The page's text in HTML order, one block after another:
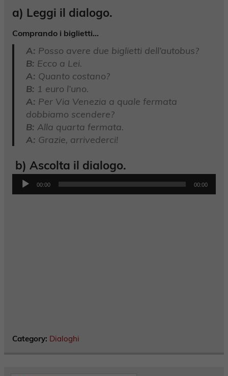
a) Leggi il dialogo.
Comprando i biglietti…
A: Posso avere due biglietti dell’autobus?
B: Ecco a Lei.
A: Quanto costano?
B: 1 euro l’uno.
A: Per Via Venezia a quale fermata
dobbiamo scendere?
B: Alla quarta fermata.
A: Grazie, arrivederci!
b) Ascolta il dialogo.
Audio
Player
00:00 00:00
Category: Dialoghi